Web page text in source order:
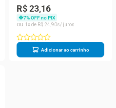
Pierre Alexander 50g
R$ 23,16
7% OFF no PIX
1
R$ 24 90
Adicionar ao carrinho